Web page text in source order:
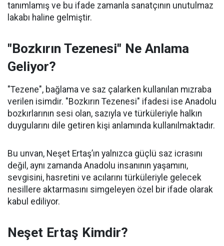
tanımlamış ve bu ifade zamanla sanatçının unutulmaz
lakabı haline gelmiştir.
"Bozkırın Tezenesi" Ne Anlama
Geliyor?
"Tezene", bağlama ve saz çalarken kullanılan mızraba
verilen isimdir. "Bozkırın Tezenesi" ifadesi ise Anadolu
bozkırlarının sesi olan, sazıyla ve türküleriyle halkın
duygularını dile getiren kişi anlamında kullanılmaktadır.
Bu unvan, Neşet Ertaş’ın yalnızca güçlü saz icrasını
değil, aynı zamanda Anadolu insanının yaşamını,
sevgisini, hasretini ve acılarını türküleriyle gelecek
nesillere aktarmasını simgeleyen özel bir ifade olarak
kabul ediliyor.
Neşet Ertaş Kimdir?